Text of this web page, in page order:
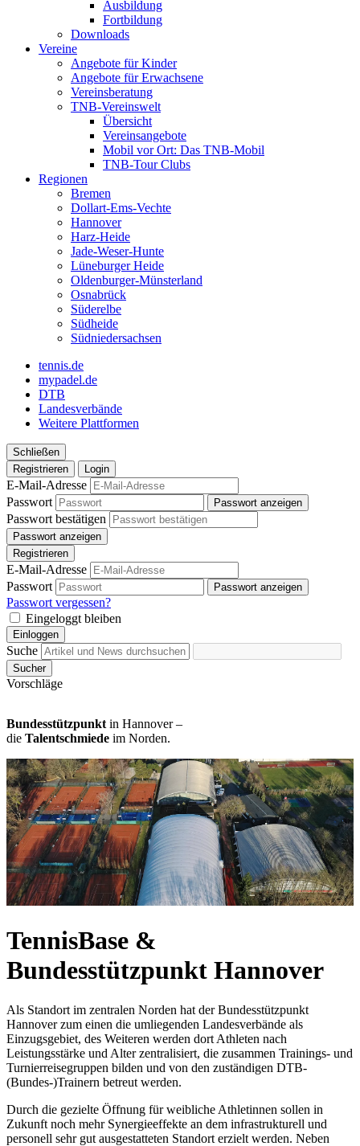
Ausbildung
Fortbildung
Downloads
Vereine
Angebote für Kinder
Angebote für Erwachsene
Vereinsberatung
TNB-Vereinswelt
Übersicht
Vereinsangebote
Mobil vor Ort: Das TNB-Mobil
TNB-Tour Clubs
Regionen
Bremen
Dollart-Ems-Vechte
Hannover
Harz-Heide
Jade-Weser-Hunte
Lüneburger Heide
Oldenburger-Münsterland
Osnabrück
Süderelbe
Südheide
Südniedersachsen
tennis.de
mypadel.de
DTB
Landesverbände
Weitere Plattformen
Schließen
Registrieren
Login
E-Mail-Adresse
Passwort
Passwort anzeigen
Passwort bestätigen
Passwort anzeigen
Registrieren
E-Mail-Adresse
Passwort
Passwort anzeigen
Passwort vergessen?
Eingeloggt bleiben
Einloggen
Suche
Sucher
Vorschläge
Bundesstützpunkt in Hannover –
die Talentschmiede im Norden.
TennisBase &
Bundesstützpunkt Hannover
Als Standort im zentralen Norden hat der Bundesstützpunkt
Hannover zum einen die umliegenden Landesverbände als
Einzugsgebiet, des Weiteren werden dort Athleten nach
Leistungsstärke und Alter zentralisiert, die zusammen Trainings- und
Turnierreisegruppen bilden und von den zuständigen DTB-
(Bundes-)Trainern betreut werden.
Durch die gezielte Öffnung für weibliche Athletinnen sollen in
Zukunft noch mehr Synergieeffekte an dem infrastrukturell und
personell sehr gut ausgestatteten Standort erzielt werden. Neben